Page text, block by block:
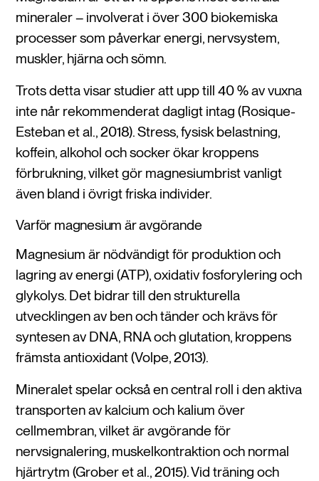
mineraler – involverat i över 300 biokemiska
processer som påverkar energi, nervsystem,
muskler, hjärna och sömn.
Trots detta visar studier att upp till 40 % av vuxna
inte når rekommenderat dagligt intag (Rosique-
Esteban et al., 2018). Stress, fysisk belastning,
koffein, alkohol och socker ökar kroppens
förbrukning, vilket gör magnesiumbrist vanligt
även bland i övrigt friska individer.
Varför magnesium är avgörande
Magnesium är nödvändigt för produktion och
lagring av energi (ATP), oxidativ fosforylering och
glykolys. Det bidrar till den strukturella
utvecklingen av ben och tänder och krävs för
syntesen av DNA, RNA och glutation, kroppens
främsta antioxidant (Volpe, 2013).
Mineralet spelar också en central roll i den aktiva
transporten av kalcium och kalium över
cellmembran, vilket är avgörande för
nervsignalering, muskelkontraktion och normal
hjärtrytm (Grober et al., 2015). Vid träning och